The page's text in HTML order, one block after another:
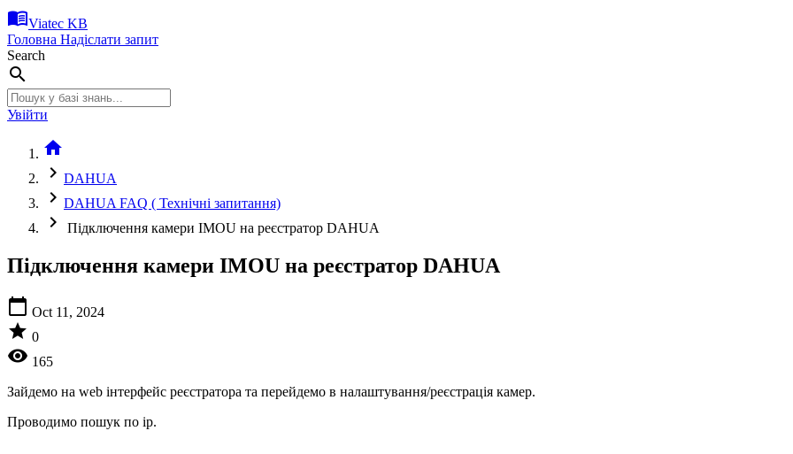
menu_bookViatec KB
Головна Надіслати запит
Search
search
Увійти
home
chevron_right DAHUA
chevron_right DAHUA FAQ ( Технічні запитання)
chevron_right Підключення камери IMOU на реєстратор DAHUA
Підключення камери IMOU на реєстратор DAHUA
calendar_today Oct 11, 2024
star 0
visibility 165
Зайдемо на web інтерфейс реєстратора та перейдемо в налаштування/реєстрація камер.
Проводимо пошук по ip.